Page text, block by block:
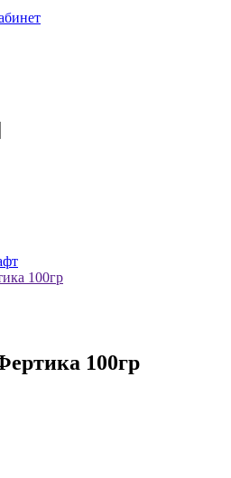
100гр
100гр